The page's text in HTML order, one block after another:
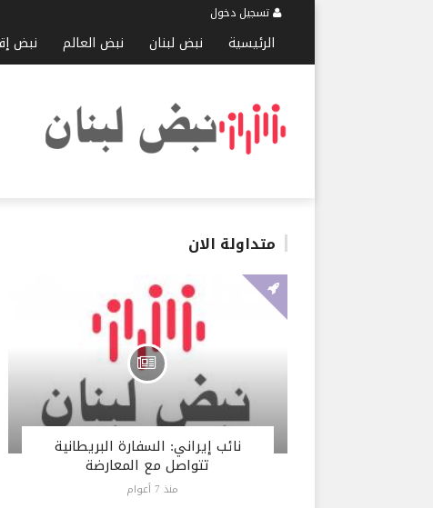
تسجيل دخول
الرئيسية نبض لبنان نبض العالم نبض
متداولة الان
نائب إيراني: السفارة البريطانية
تتواصل مع المعارضة
منذ 7 أعوام